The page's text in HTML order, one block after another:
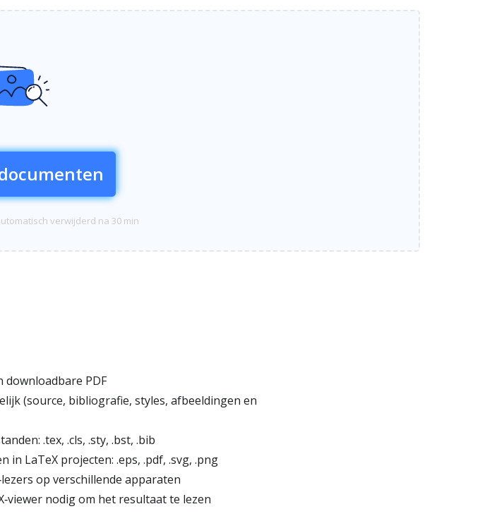
verwijderd na 30 min
downloadbare PDF
(source, bibliografie, styles, afbeeldingen en
.tex, .cls, .sty, .bst, .bib
LaTeX projecten: .eps, .pdf, .svg, .png
op verschillende apparaten
nodig om het resultaat te lezen